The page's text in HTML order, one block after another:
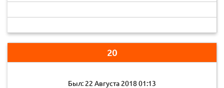
20
Был: 22 Августа 2018 01:13